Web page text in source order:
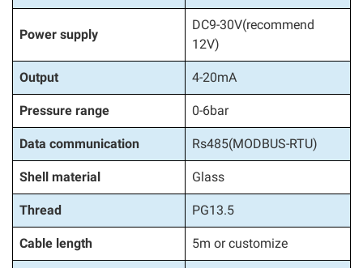
Power supply
DC9-30V(recommend
12V)
Output 4-20mA
Pressure range 0-6bar
Data communication Rs485(MODBUS-RTU)
Shell material Glass
Thread PG13.5
Cable length 5m or customize